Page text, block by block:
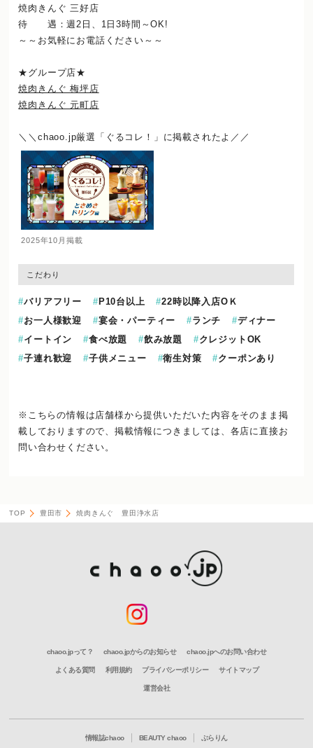
焼肉きんぐ 三好店
待 遇：週2日、1日3時間～OK!
～～お気軽にお電話ください～～
★グループ店★
焼肉きんぐ 梅坪店
焼肉きんぐ 元町店
＼＼chaoo.jp厳選「ぐるコレ！」に掲載されたよ／／
2025年10月掲載
こだわり
バリアフリー P10台以上
22時以降入店OＫ
お一人様歓迎
宴会・パーティー ランチ
ディナー
イートイン
食べ放題 飲み放題
クレジットOK
子連れ歓迎
子供メニュー 衛生対策 クーポンあり
※こちらの情報は店舗様から提供いただいた内容をそのまま掲
載しておりますので、掲載情報につきましては、各店に直接お
問い合わせください。
TOP 豊田市 焼肉きんぐ 豊田浄水店
chaoo.jpって？ chaoo.jpからのお知らせ chaoo.jpへのお問い合わせ
よくある質問 利用規約 プライバシーポリシー サイトマップ
運営会社
情報誌chaoo BEAUTY chaoo ぶらりん